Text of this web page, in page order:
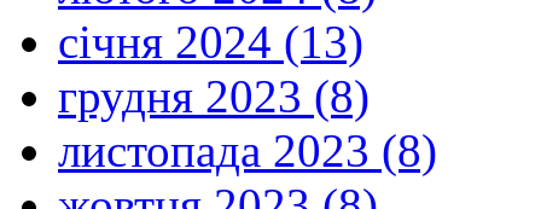
січня 2024 (13)
грудня 2023 (8)
листопада 2023 (8)